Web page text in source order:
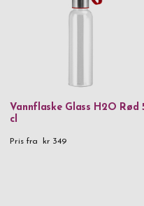
Vannflaske Glass H2O Rød
cl
Pris fra kr 349